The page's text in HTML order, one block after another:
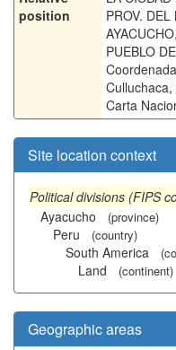
position
PROV.
PUEBLO
Carta
Site location context
Political divisions (FIPS
Ayacucho
(province)
Peru (country)
South America
Land (continent)
Geographic areas